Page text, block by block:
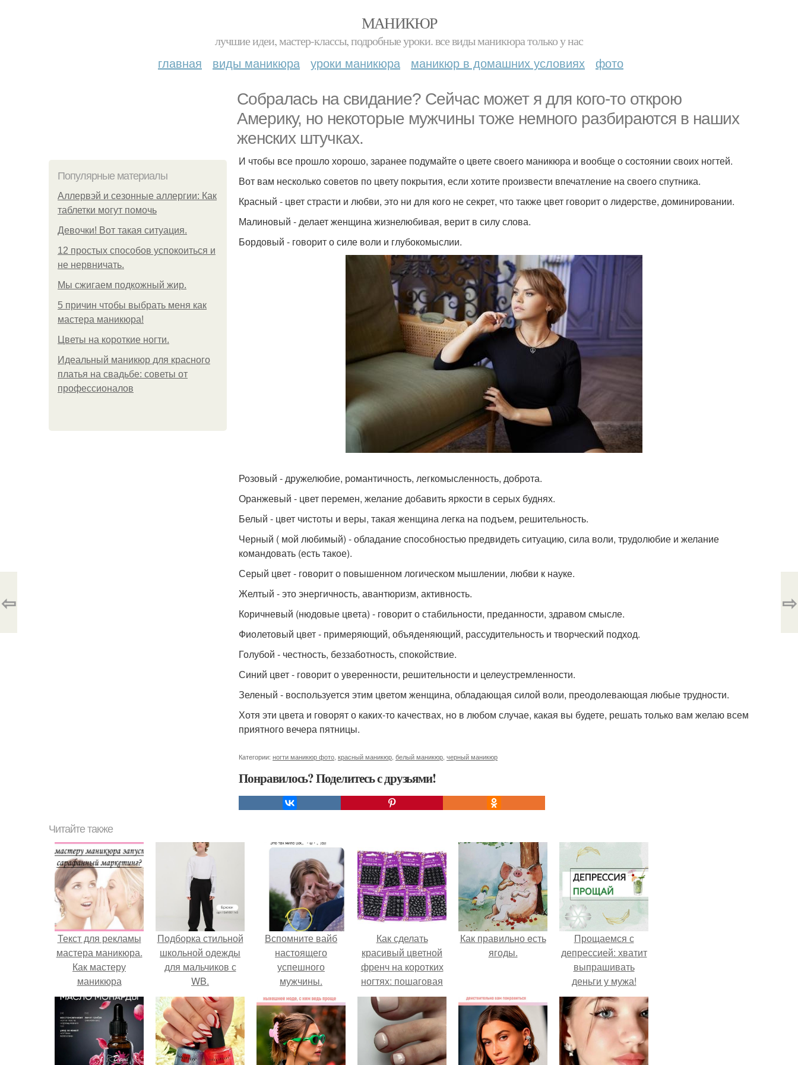
МАНИКЮР
лучшие идеи, мастер-классы, подробные уроки. все виды маникюра только у нас
главная виды маникюра уроки маникюра маникюр в домашних условиях фото
Собралась на свидание? Сейчас может я для кого-то открою
Америку, но некоторые мужчины тоже немного разбираются в наших
женских штучках.
Популярные материалы
Аллервэй и сезонные аллергии: Как
таблетки могут помочь
Девочки! Вот такая ситуация.
12 простых способов успокоиться и
не нервничать.
Мы сжигаем подкожный жир.
5 причин чтобы выбрать меня как
мастера маникюра!
Цветы на короткие ногти.
Идеальный маникюр для красного
платья на свадьбе: советы от
профессионалов
И чтобы все прошло хорошо, заранее подумайте о цвете своего маникюра и вообще о состоянии своих ногтей.
Вот вам несколько советов по цвету покрытия, если хотите произвести впечатление на своего спутника.
Красный - цвет страсти и любви, это ни для кого не секрет, что также цвет говорит о лидерстве, доминировании.
Малиновый - делает женщина жизнелюбивая, верит в силу слова.
Бордовый - говорит о силе воли и глубокомыслии.
Розовый - дружелюбие, романтичность, легкомысленность, доброта.
Оранжевый - цвет перемен, желание добавить яркости в серых буднях.
Белый - цвет чистоты и веры, такая женщина легка на подъем, решительность.
Черный ( мой любимый) - обладание способностью предвидеть ситуацию, сила воли, трудолюбие и желание
командовать (есть такое).
Серый цвет - говорит о повышенном логическом мышлении, любви к науке.
Желтый - это энергичность, авантюризм, активность.
Коричневый (нюдовые цвета) - говорит о стабильности, преданности, здравом смысле.
Фиолетовый цвет - примеряющий, объяденяющий, рассудительность и творческий подход.
Голубой - честность, беззаботность, спокойствие.
Синий цвет - говорит о уверенности, решительности и целеустремленности.
Зеленый - воспользуется этим цветом женщина, обладающая силой воли, преодолевающая любые трудности.
Хотя эти цвета и говорят о каких-то качествах, но в любом случае, какая вы будете, решать только вам желаю всем
приятного вечера пятницы.
Категории: ногти маникюр фото красный маникюр белый маникюр черный маникюр
Понравилось? Поделитесь с друзьями!
⇦ ⇨
Читайте также
Текст для рекламы
мастера маникюра.
Как мастеру
маникюра
запустить
сарафанный
маркетинг?
Подборка стильной
школьной одежды
для мальчиков с
WB.
Вспомните вайб
настоящего
успешного
мужчины.
Как сделать
красивый цветной
френч на коротких
ногтях: пошаговая
инструкция
Как правильно eсть
ягоды.
Прощаемся с
депрессией: хватит
выпрашивать
деньги у мужа!